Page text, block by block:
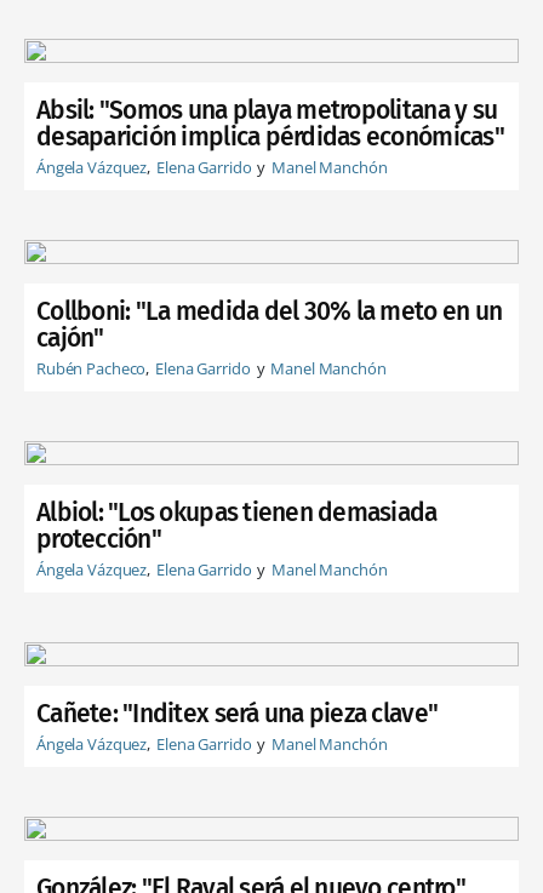
Absil: "Somos una playa metropolitana y su
desaparición implica pérdidas económicas"
Ángela Vázquez Elena Garrido Manel Manchón
Collboni: "La medida del 30% la meto en un
cajón"
Rubén Pacheco Elena Garrido Manel Manchón
Albiol: "Los okupas tienen demasiada
protección"
Ángela Vázquez Elena Garrido Manel Manchón
Cañete: "Inditex será una pieza clave"
Ángela Vázquez Elena Garrido Manel Manchón